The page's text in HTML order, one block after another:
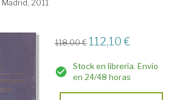
2011
118,00 € 112,10 €
Stock en librería. Envío
en 24/48 horas